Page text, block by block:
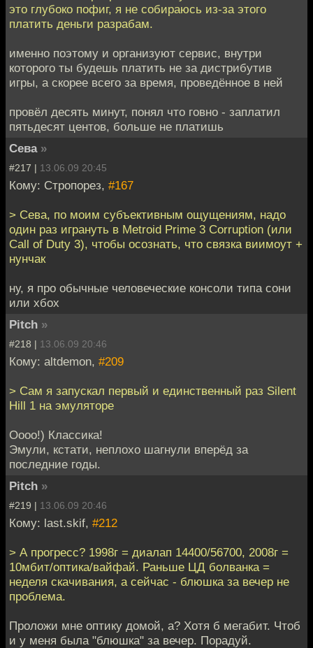
это глубоко пофиг, я не собираюсь из-за этого
платить деньги разрабам.
именно поэтому и организуют сервис, внутри
которого ты будешь платить не за дистрибутив
игры, а скорее всего за время, проведённое в ней
провёл десять минут, понял что говно - заплатил
пятьдесят центов, больше не платишь
Сева »
#217 | 13.06.09 20:45
Кому: Стропорез, #167
> Сева, по моим субъективным ощущениям, надо
один раз игрануть в Metroid Prime 3 Corruption (или
Call of Duty 3), чтобы осознать, что связка виимоут +
нунчак
ну, я про обычные человеческие консоли типа сони
или хбох
Pitch »
#218 | 13.06.09 20:46
Кому: altdemon, #209
> Сам я запускал первый и единственный раз Silent
Hill 1 на эмуляторе
Оооо!) Классика!
Эмули, кстати, неплохо шагнули вперёд за
последние годы.
Pitch »
#219 | 13.06.09 20:46
Кому: last.skif, #212
> А прогресс? 1998г = диалап 14400/56700, 2008г =
10мбит/оптика/вайфай. Раньше ЦД болванка =
неделя скачивания, а сейчас - блюшка за вечер не
проблема.
Проложи мне оптику домой, а? Хотя б мегабит. Чтоб
и у меня была "блюшка" за вечер. Порадуй.